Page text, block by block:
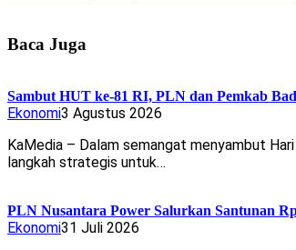
Baca Juga
Sambut HUT ke-81 RI, PLN dan Pemkab
Ekonomi3 Agustus 2026
KaMedia – Dalam semangat menyambut
langkah strategis untuk…
PLN Nusantara Power Salurkan Santunan
Ekonomi31 Juli 2026